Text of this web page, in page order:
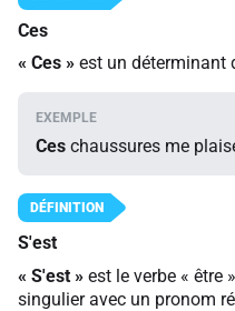
Ces
« Ces » est un déterminant
Ces chaussures me
S'est
« S'est » est le verbe « être
singulier avec un pronom